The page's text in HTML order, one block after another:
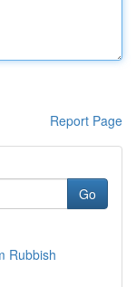
Report Page
Go
Rubbish